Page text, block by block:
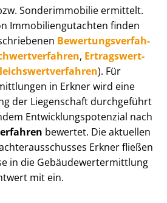
Sonderimmobilie ermittelt.
Im­mo­bi­li­en­gut­ach­ten finden
Be­wer­tungs­ver­fah­
, Er­trags­wert­
). Für
in Erkner wird eine
der Liegenschaft durchgeführt
Ent­wick­lungs­po­ten­zi­al nach
bewertet. Die aktuellen
Erkner fließen
in die Ge­bäu­de­wert­ermitt­lung
mit ein.